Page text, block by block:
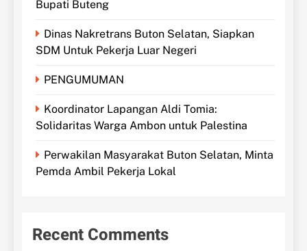
Bupati Buteng
Dinas Nakretrans Buton Selatan, Siapkan
SDM Untuk Pekerja Luar Negeri
PENGUMUMAN
Koordinator Lapangan Aldi Tomia:
Solidaritas Warga Ambon untuk Palestina
Perwakilan Masyarakat Buton Selatan, Minta
Pemda Ambil Pekerja Lokal
Recent Comments